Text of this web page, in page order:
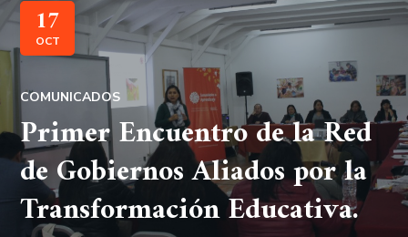
17
OCT
COMUNICADOS
Primer Encuentro de la Red
de Gobiernos Aliados por la
Transformación Educativa.